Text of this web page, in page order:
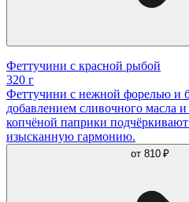
Феттучини с красной рыбой
320 г
Феттучини с нежной форелью и
добавлением сливочного масла
копчёной паприки
изысканную гармонию.
от 810 ₽